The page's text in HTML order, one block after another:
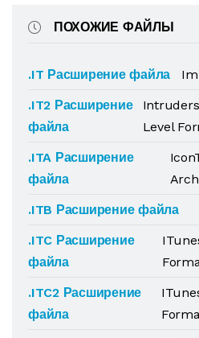
ПОХОЖИЕ ФАЙЛЫ
.IT Расширение файла
.IT2 Расширение
файла
Level
.ITA Расширение
файла
.ITB Расширение файла
.ITC Расширение
файла
.ITC2 Расширение
файла